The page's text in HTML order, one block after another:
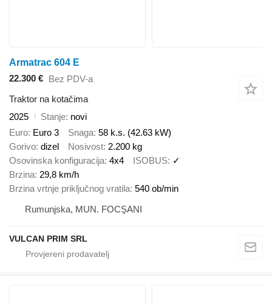
Armatrac 604 E
22.300 € Bez PDV-a
Traktor na kotačima
2025
Stanje novi
Euro Euro 3 Snaga 58 k.s. (42.63 kW)
Gorivo dizel Nosivost 2.200 kg
Osovinska konfiguracija 4x4 ISOBUS ✓
Brzina 29,8 km/h
Brzina vrtnje priključnog vratila 540 ob/min
Rumunjska, MUN. FOCŞANI
VULCAN PRIM SRL